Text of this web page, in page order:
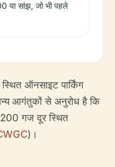
या सांझ, जो भी पहले
ऑनसाइट पार्किंग
आगंतुकों से अनुरोध है कि
200 गज दूर स्थित
)।